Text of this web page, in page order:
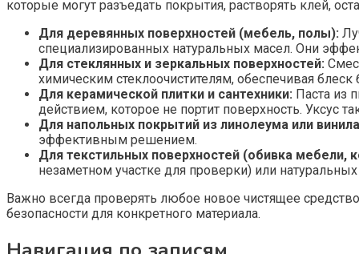
которые могут разъедать покрытия, растворять клей,
Для деревянных поверхностей (мебель, полы):
специализированных натуральных масел. Они
Для стеклянных и зеркальных поверхностей:
химическим стеклоочистителям, обеспечивая блеск
Для керамической плитки и сантехники: Паста из
действием, которое не портит поверхность. Уксус
Для напольных покрытий из линолеума или
эффективным решением.
Для текстильных поверхностей (обивка мебели,
незаметном участке для проверки) или
Важно всегда проверять любое новое чистящее
безопасности для конкретного материала.